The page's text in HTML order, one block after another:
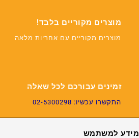
מוצרים מקוריים בלבד!
מוצרים מקוריים עם אחריות מלאה
זמינים עבורכם לכל שאלה
התקשרו עכשיו: 02-5300298
מידע למשתמש